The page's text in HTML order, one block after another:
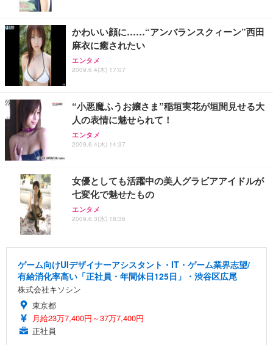
かわいい顔に……“アンバランスクィーン”西田
麻衣に癒されたい
エンタメ
2009.6.4(木) 17:07
“小悪魔ふうお嬢さま”稲垣実花が垣間見せる大
人の表情に魅せられて！
エンタメ
2009.6.4(木) 14:37
女優としても活躍中の美人グラビアアイドルが
七変化で魅せたもの
エンタメ
2009.6.3(水) 18:36
ゲーム向けUIデザイナーアシスタント・IT・ゲーム業界志望/
有給消化率高い「正社員・年間休日125日」・渋谷区広尾
株式会社キソシン
東京都
月給23万7,400円～37万7,400円
正社員